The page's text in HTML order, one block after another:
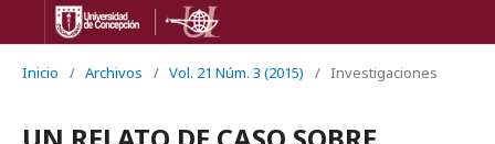
Inicio / Archivos / Vol. 21 Núm. 3 (2015) / Investigaciones